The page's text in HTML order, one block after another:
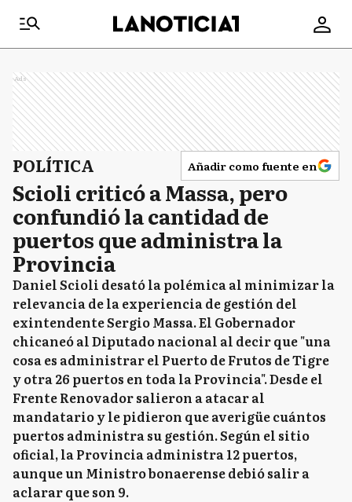
Ads
POLÍTICA Añadir como fuente en
Scioli criticó a Massa, pero
confundió la cantidad de
puertos que administra la
Provincia
Daniel Scioli desató la polémica al minimizar la
relevancia de la experiencia de gestión del
exintendente Sergio Massa. El Gobernador
chicaneó al Diputado nacional al decir que "una
cosa es administrar el Puerto de Frutos de Tigre
y otra 26 puertos en toda la Provincia". Desde el
Frente Renovador salieron a atacar al
mandatario y le pidieron que averigüe cuántos
puertos administra su gestión. Según el sitio
oficial, la Provincia administra 12 puertos,
aunque un Ministro bonaerense debió salir a
aclarar que son 9.